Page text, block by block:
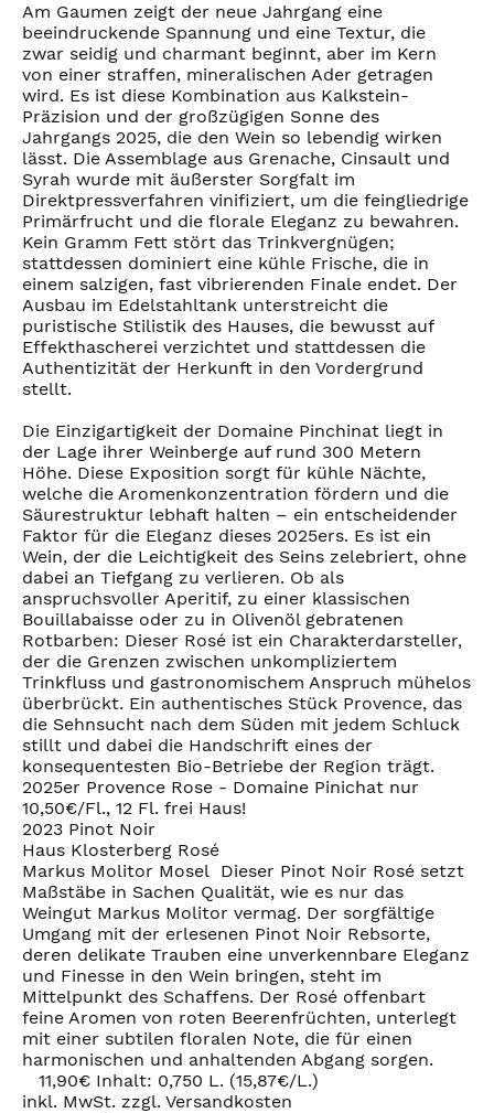
Am Gaumen zeigt der neue Jahrgang eine
beeindruckende Spannung und eine Textur, die
zwar seidig und charmant beginnt, aber im Kern
von einer straffen, mineralischen Ader getragen
wird. Es ist diese Kombination aus Kalkstein-
Präzision und der großzügigen Sonne des
Jahrgangs 2025, die den Wein so lebendig wirken
lässt. Die Assemblage aus Grenache, Cinsault und
Syrah wurde mit äußerster Sorgfalt im
Direktpressverfahren vinifiziert, um die feingliedrige
Primärfrucht und die florale Eleganz zu bewahren.
Kein Gramm Fett stört das Trinkvergnügen;
stattdessen dominiert eine kühle Frische, die in
einem salzigen, fast vibrierenden Finale endet. Der
Ausbau im Edelstahltank unterstreicht die
puristische Stilistik des Hauses, die bewusst auf
Effekthascherei verzichtet und stattdessen die
Authentizität der Herkunft in den Vordergrund
stellt.
Die Einzigartigkeit der Domaine Pinchinat liegt in
der Lage ihrer Weinberge auf rund 300 Metern
Höhe. Diese Exposition sorgt für kühle Nächte,
welche die Aromenkonzentration fördern und die
Säurestruktur lebhaft halten – ein entscheidender
Faktor für die Eleganz dieses 2025ers. Es ist ein
Wein, der die Leichtigkeit des Seins zelebriert, ohne
dabei an Tiefgang zu verlieren. Ob als
anspruchsvoller Aperitif, zu einer klassischen
Bouillabaisse oder zu in Olivenöl gebratenen
Rotbarben: Dieser Rosé ist ein Charakterdarsteller,
der die Grenzen zwischen unkompliziertem
Trinkfluss und gastronomischem Anspruch mühelos
überbrückt. Ein authentisches Stück Provence, das
die Sehnsucht nach dem Süden mit jedem Schluck
stillt und dabei die Handschrift eines der
konsequentesten Bio-Betriebe der Region trägt.
2025er Provence Rose - Domaine Pinichat nur
10,50€/Fl., 12 Fl. frei Haus!
2023 Pinot Noir
Haus Klosterberg Rosé
Markus Molitor Mosel Dieser Pinot Noir Rosé setzt
Maßstäbe in Sachen Qualität, wie es nur das
Weingut Markus Molitor vermag. Der sorgfältige
Umgang mit der erlesenen Pinot Noir Rebsorte,
deren delikate Trauben eine unverkennbare Eleganz
und Finesse in den Wein bringen, steht im
Mittelpunkt des Schaffens. Der Rosé offenbart
feine Aromen von roten Beerenfrüchten, unterlegt
mit einer subtilen floralen Note, die für einen
harmonischen und anhaltenden Abgang sorgen.
11,90€ Inhalt: 0,750 L. (15,87€/L.)
inkl. MwSt. zzgl. Versandkosten